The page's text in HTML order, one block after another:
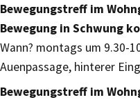
Bewegungstreff im
Bewegung in Schwung
Wann? montags um 9.30-
Auenpassage, hinterer
Bewegungstreff im